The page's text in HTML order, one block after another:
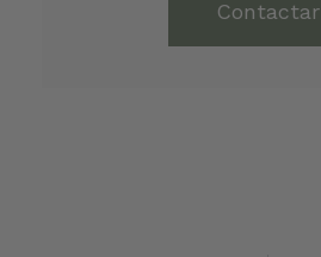
Contactar